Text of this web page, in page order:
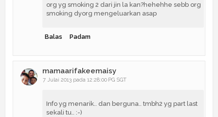
org yg smoking 2 dari jin la kan?hehehhe sebb org
smoking dyorg mengeluarkan asap
Balas Padam
mamaarifakeemaisy
7 Julai 2013 pada 12:28:00 PG SGT
Info yg menarik.. dan berguna.. tmbh2 yg part last
sekali tu.. :-)